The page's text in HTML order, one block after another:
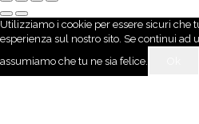
Utilizziamo i cookie per essere sicuri che
esperienza sul nostro sito. Se continui ad
assumiamo che tu ne sia felice.